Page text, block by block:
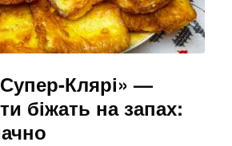
Клярі» —
біжать на запах: